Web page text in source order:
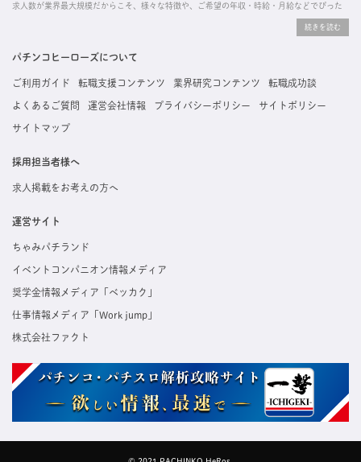
求人数が業界最大規模だからこそ、様々な特徴や、ご希望の年収・時給・月給などでぴった
掲載している求人は、すべて契約法人様から寄せられた正規の求人情報です。応募いただい
た内容はすぐに直接事業所に届くためスムーズに転職・復職できます。
パチンコヒーローズについて
ご利用ガイド 転職支援コンテンツ 業界研究コンテンツ 転職成功談
よくあるご質問 運営会社情報 プライバシーポリシー サイトポリシー
サイトマップ
採用担当者様へ
求人掲載をお考えの方へ
運営サイト
ちゃみパチランド
イベントコンパニオン情報メディア
奨学金情報メディア「ベッカク」
仕事情報メディア「Work jump」
株式会社ファクト